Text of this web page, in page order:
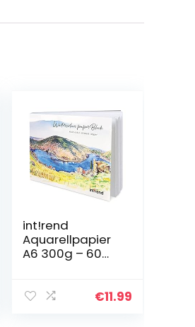
int!rend
Aquarellpapier
A6 300g – 60
inkl.
€11.99